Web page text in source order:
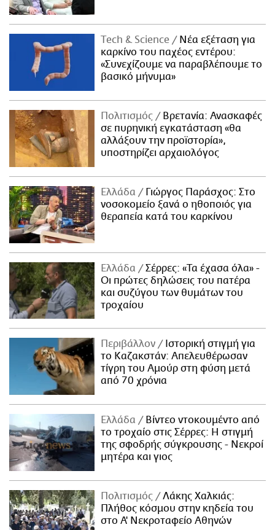
Τech & Science
Νέα εξέταση για
καρκίνο του παχέος εντέρου:
«Συνεχίζουμε να παραβλέπουμε το
βασικό μήνυμα»
Πολιτισμός
Βρετανία: Ανασκαφές
σε πυρηνική εγκατάσταση «θα
αλλάξουν την προϊστορία»,
υποστηρίζει αρχαιολόγος
Ελλάδα
Γιώργος Παράσχος: Στο
νοσοκομείο ξανά ο ηθοποιός για
θεραπεία κατά του καρκίνου
Ελλάδα
Σέρρες: «Τα έχασα όλα» -
Οι πρώτες δηλώσεις του πατέρα
και συζύγου των θυμάτων του
τροχαίου
Περιβάλλον
Ιστορική στιγμή για
το Καζακστάν: Απελευθέρωσαν
τίγρη του Αμούρ στη φύση μετά
από 70 χρόνια
Ελλάδα
Βίντεο ντοκουμέντο από
το τροχαίο στις Σέρρες: Η στιγμή
της σφοδρής σύγκρουσης - Νεκροί
μητέρα και γιος
Πολιτισμός
Λάκης Χαλκιάς:
Πλήθος κόσμου στην κηδεία του
στο Α' Νεκροταφείο Αθηνών